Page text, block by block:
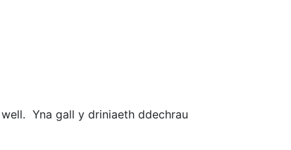
Yna gall y driniaeth ddechrau